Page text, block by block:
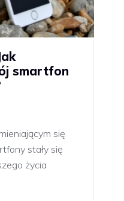
smartfon
się
stały się
życia